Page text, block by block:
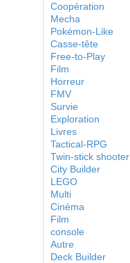
Coopération
Mecha
Pokémon-Like
Casse-tête
Free-to-Play
Film
Horreur
FMV
Survie
Exploration
Livres
Tactical-RPG
Twin-stick shooter
City Builder
LEGO
Multi
Cinéma
Film
console
Autre
Deck Builder